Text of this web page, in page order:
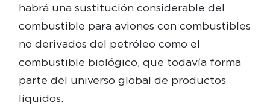
habrá una sustitución considerable del
combustible para aviones con combustibles
no derivados del petróleo como el
combustible biológico, que todavía forma
parte del universo global de productos
líquidos.